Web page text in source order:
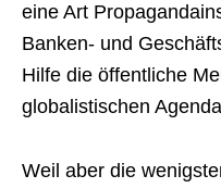
eine Art
Banken- und
Hilfe die öffentliche
globalistischen
Weil aber die